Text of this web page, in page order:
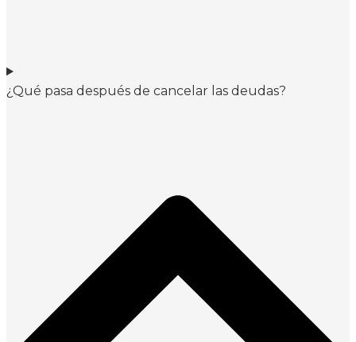
¿Qué pasa después de cancelar las deudas?